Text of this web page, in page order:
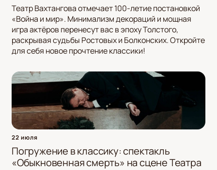
Театр Вахтангова отмечает 100-летие постановкой
«Война и мир». Минимализм декораций и мощная
игра актёров перенесут вас в эпоху Толстого,
раскрывая судьбы Ростовых и Болконских. Откройте
для себя новое прочтение классики!
22 июля
Погружение в классику: спектакль
«Обыкновенная смерть» на сцене Театра